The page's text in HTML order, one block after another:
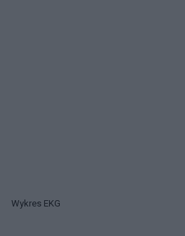
Wykres EKG